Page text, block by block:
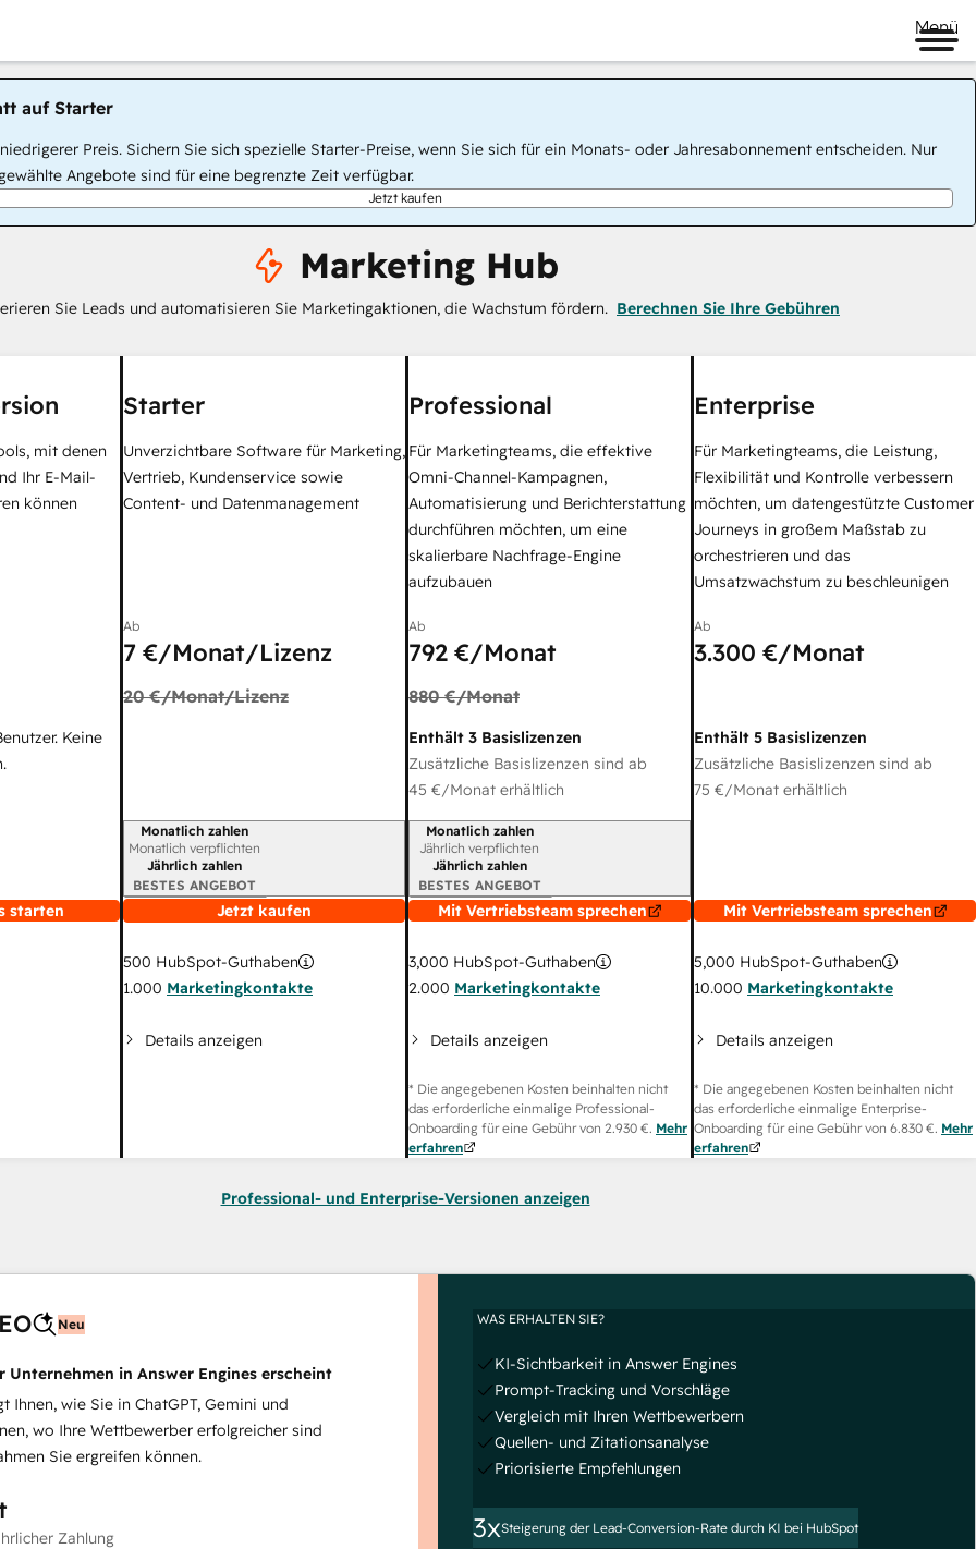
Menü
auf Starter
Preis. Sichern Sie sich spezielle Starter-Preise, wenn Sie sich für ein Monats- oder Jahresabonnement entscheiden. Nur
Angebote sind für eine begrenzte Zeit verfügbar.
Jetzt kaufen
Marketing Hub
Sie Leads und automatisieren Sie Marketingaktionen, die Wachstum fördern. Berechnen Sie Ihre Gebühren
mit denen
Ihr E-Mail-
können
Keine
starten
Starter
Unverzichtbare Software für Marketing,
Vertrieb, Kundenservice sowie
Content- und Datenmanagement
Ab
7 €/Monat/Lizenz
20 €/Monat/Lizenz
Abrechnungszeitraum
Monatlich zahlen
Monatlich verpflichten
Jährlich zahlen
BESTES ANGEBOT
Jetzt kaufen
500 HubSpot-Guthaben
1.000 Marketingkontakte
Details anzeigen
Professional
Für Marketingteams, die effektive
Omni-Channel-Kampagnen,
Automatisierung und Berichterstattung
durchführen möchten, um eine
skalierbare Nachfrage-Engine
aufzubauen
Ab
792 €/Monat
880 €/Monat
Enthält 3 Basislizenzen
Zusätzliche Basislizenzen sind ab
45 €/Monat erhältlich
Abrechnungszeitraum
Monatlich zahlen
Jährlich verpflichten
Jährlich zahlen
BESTES ANGEBOT
Mit Vertriebsteam sprechen
3,000 HubSpot-Guthaben
2.000 Marketingkontakte
Details anzeigen
* Die angegebenen Kosten beinhalten nicht
das erforderliche einmalige Professional-
Onboarding für eine Gebühr von 2.930 €. Mehr
erfahren
Enterprise
Für Marketingteams, die Leistung,
Flexibilität und Kontrolle verbessern
möchten, um datengestützte Customer
Journeys in großem Maßstab zu
orchestrieren und das
Umsatzwachstum zu beschleunigen
Ab
3.300 €/Monat
Enthält 5 Basislizenzen
Zusätzliche Basislizenzen sind ab
75 €/Monat erhältlich
Mit Vertriebsteam sprechen
5,000 HubSpot-Guthaben
10.000 Marketingkontakte
Details anzeigen
* Die angegebenen Kosten beinhalten nicht
das erforderliche einmalige Enterprise-
Onboarding für eine Gebühr von 6.830 €. Mehr
erfahren
Professional- und Enterprise-Versionen anzeigen
Neu
Unternehmen in Answer Engines erscheint
Ihnen, wie Sie in ChatGPT, Gemini und
wo Ihre Wettbewerber erfolgreicher sind
Sie ergreifen können.
Zahlung
WAS ERHALTEN SIE?
KI-Sichtbarkeit in Answer Engines
Prompt-Tracking und Vorschläge
Vergleich mit Ihren Wettbewerbern
Quellen- und Zitationsanalyse
Priorisierte Empfehlungen
3xSteigerung der Lead-Conversion-Rate durch KI bei HubSpot